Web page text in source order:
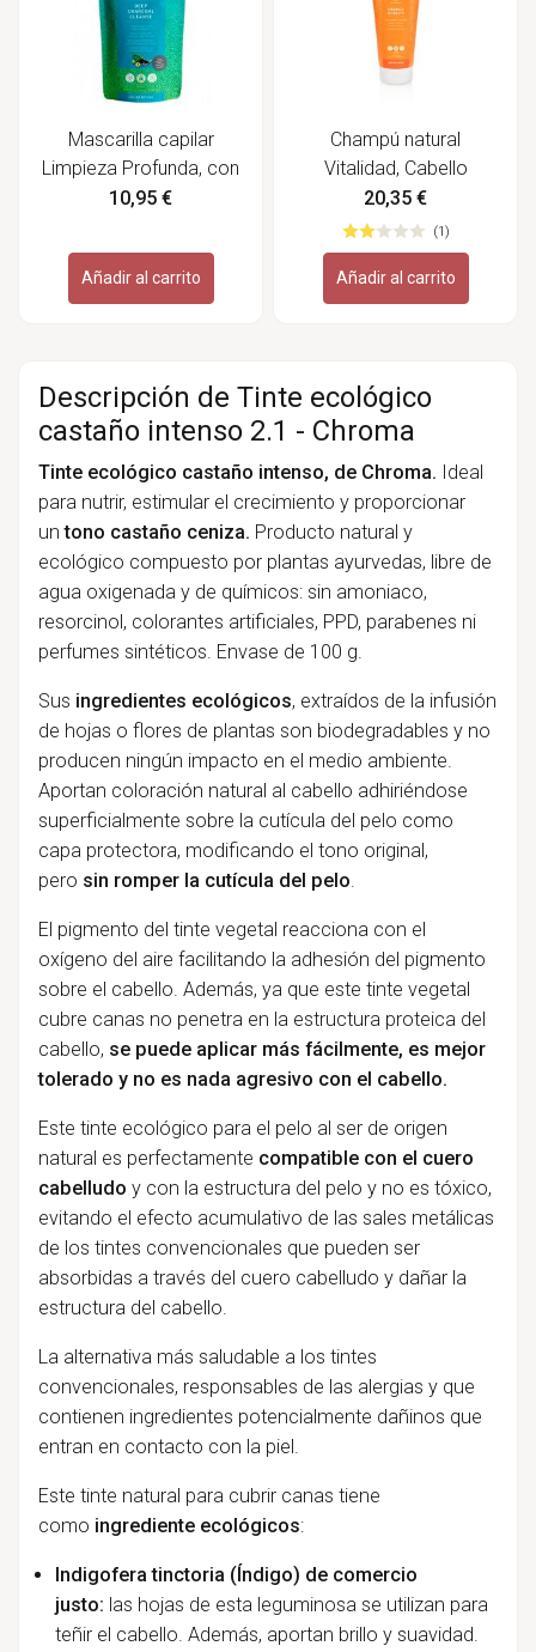
Mascarilla capilar
Limpieza Profunda, con
carbón activo - Khadi
10,95 €
Añadir al carrito
Champú natural
Vitalidad, Cabello
Normal y Graso - Khadi
20,35 €
(1)
Añadir al carrito
Descripción de Tinte ecológico
castaño intenso 2.1 - Chroma
Tinte ecológico castaño intenso, de Chroma. Ideal
para nutrir, estimular el crecimiento y proporcionar
untono castaño ceniza. Producto natural y
ecológico compuesto por plantas ayurvedas, libre de
agua oxigenada y de químicos: sin amoniaco,
resorcinol, colorantes artificiales, PPD, parabenes ni
perfumes sintéticos. Envase de 100 g.
Sus ingredientes ecológicos, extraídos de la infusión
de hojas o flores de plantas son biodegradables y no
producen ningún impacto en el medio ambiente.
Aportan coloración natural al cabello adhiriéndose
superficialmente sobre la cutícula del pelo como
capa protectora, modificando el tono original,
pero sin romper la cutícula del pelo.
El pigmento del tinte vegetal reacciona con el
oxígeno del aire facilitando la adhesión del pigmento
sobre el cabello. Además, ya que este tinte vegetal
cubre canas no penetra en la estructura proteica del
cabello, se puede aplicar más fácilmente, es mejor
tolerado y no es nada agresivo con el cabello.
Este tinte ecológico para el pelo al ser de origen
natural es perfectamente compatible con el cuero
cabelludo y con la estructura del pelo y no es tóxico,
evitando el efecto acumulativo de las sales metálicas
de los tintes convencionales que pueden ser
absorbidas a través del cuero cabelludo y dañar la
estructura del cabello.
La alternativa más saludable a los tintes
convencionales, responsables de las alergias y que
contienen ingredientes potencialmente dañinos que
entran en contacto con la piel.
Este tinte natural para cubrir canas tiene
como ingrediente ecológicos:
Indigofera tinctoria (Índigo) de comercio
justo: las hojas de esta leguminosa se utilizan para
teñir el cabello. Además, aportan brillo y suavidad.